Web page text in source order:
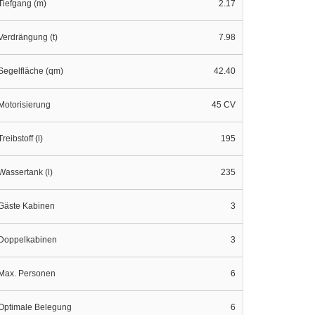
(m) 2.17
(t) 7.98
(qm) 42.40
45 CV
(l) 195
(l) 235
Kabinen 3
3
Personen 6
Belegung 6